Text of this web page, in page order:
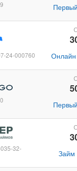
24-000760 Онлайн
32-
Займ